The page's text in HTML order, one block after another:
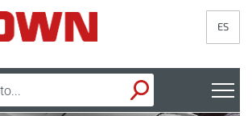
ES